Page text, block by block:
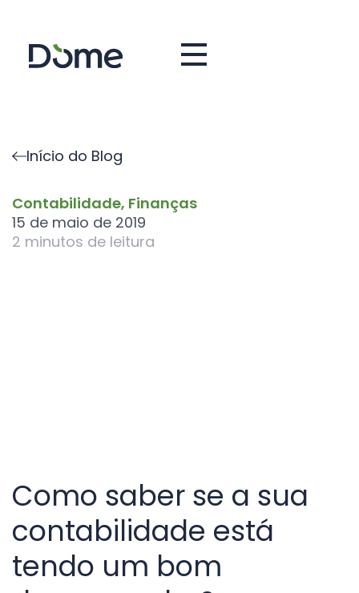
Início do Blog
Contabilidade, Finanças
15 de maio de 2019
2 minutos de leitura
Como saber se a sua
contabilidade está
tendo um bom